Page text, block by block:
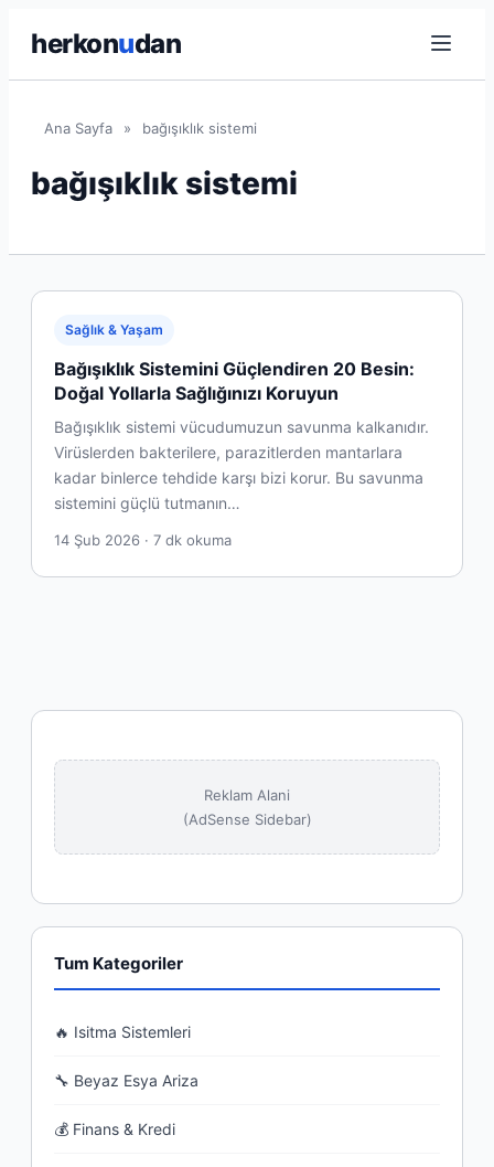
herkonudan
Ana Sayfa » bağışıklık sistemi
bağışıklık sistemi
Sağlık & Yaşam
Bağışıklık Sistemini Güçlendiren 20 Besin:
Doğal Yollarla Sağlığınızı Koruyun
Bağışıklık sistemi vücudumuzun savunma kalkanıdır.
Virüslerden bakterilere, parazitlerden mantarlara
kadar binlerce tehdide karşı bizi korur. Bu savunma
sistemini güçlü tutmanın…
14 Şub 2026 · 7 dk okuma
Reklam Alani
(AdSense Sidebar)
Tum Kategoriler
🔥 Isitma Sistemleri
🔧 Beyaz Esya Ariza
💰 Finans & Kredi